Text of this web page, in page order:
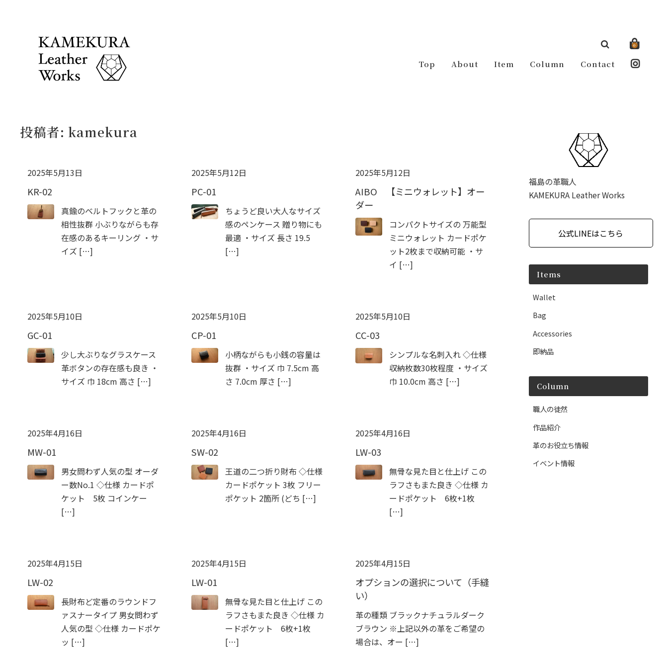
0
Top About Item Column Contact
投稿者: kamekura
2025年5月13日
KR-02
真鍮のベルトフックと革の
相性抜群 小ぶりながらも存
在感のあるキーリング ・サ
イズ […]
2025年5月12日
PC-01
ちょうど良い大人なサイズ
感のペンケース 贈り物にも
最適 ・サイズ 長さ 19.5
[…]
2025年5月12日
AIBO 【ミニウォレット】オー
ダー
コンパクトサイズの 万能型
ミニウォレット カードポケ
ット2枚まで収納可能 ・サ
イ […]
2025年5月10日
GC-01
少し大ぶりなグラスケース
革ボタンの存在感も良き ・
サイズ 巾 18cm 高さ […]
2025年5月10日
CP-01
小柄ながらも小銭の容量は
抜群 ・サイズ 巾 7.5cm 高
さ 7.0cm 厚さ […]
2025年5月10日
CC-03
シンプルな名刺入れ ◇仕様
収納枚数30枚程度 ・サイズ
巾 10.0cm 高さ […]
2025年4月16日
MW-01
男女問わず人気の型 オーダ
ー数No.1 ◇仕様 カードポ
ケット 5枚 コインケー
[…]
2025年4月16日
SW-02
王道の二つ折り財布 ◇仕様
カードポケット 3枚 フリー
ポケット 2箇所 (どち […]
2025年4月16日
LW-03
無骨な見た目と仕上げ この
ラフさもまた良き ◇仕様 カ
ードポケット 6枚+1枚
[…]
2025年4月15日
LW-02
長財布ど定番のラウンドフ
ァスナータイプ 男女問わず
人気の型 ◇仕様 カードポケ
ッ […]
2025年4月15日
LW-01
無骨な見た目と仕上げ この
ラフさもまた良き ◇仕様 カ
ードポケット 6枚+1枚
[…]
2025年4月15日
オプションの選択について（手縫
い）
革の種類 ブラックナチュラルダーク
ブラウン ※上記以外の革をご希望の
場合は、オー […]
福島の革職人
KAMEKURA Leather Works
公式LINEはこちら
Items
Wallet
Bag
Accessories
即納品
Column
職人の徒然
作品紹介
革のお役立ち情報
イベント情報